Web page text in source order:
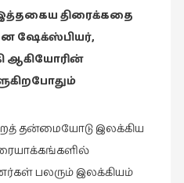
திரைக்கதை
ஷேக்ஸ்பியர்,
ஆகியோரின்
தன்மையோடு இலக்கிய
பலரும் இலக்கியம்